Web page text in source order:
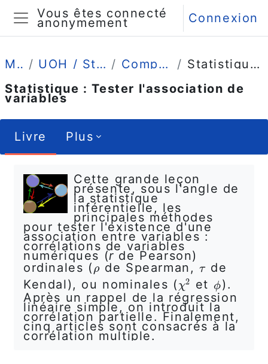
Passer au contenu principal
Panneau latéral
Vous êtes connecté
anonymement Connexion
Mes cours UOH / Statistique et Psychométrie en L2 Comprendre (4 grandes leçons)
Statistique : Tester l'association de variables
Statistique : Tester l'association de
variables
Livre Plus
Cette grande leçon
présente, sous l'angle de
la statistique
inférentielle, les
principales méthodes
pour tester l'existence d'une
association entre variables :
corrélations de variables
numériques (r de Pearson)
ordinales ( ρ
ρ de Spearman, τ
τ de
Kendal), ou nominales ( χ2
χ2 et ϕ
ϕ).
Après un rappel de la régression
linéaire simple, on introduit la
corrélation partielle. Finalement,
cinq articles sont consacrés à la
corrélation multiple.